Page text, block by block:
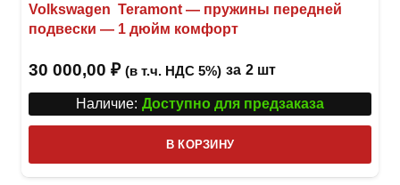
Volkswagen Teramont — пружины передней
подвески — 1 дюйм комфорт
30 000,00 ₽ (в т.ч. НДС 5%) за 2 шт
Наличие: Доступно для предзаказа
В КОРЗИНУ